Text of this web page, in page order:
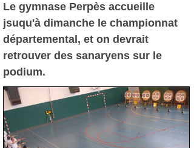
Le gymnase Perpès accueille
jsuqu'à dimanche le championnat
départemental, et on devrait
retrouver des sanaryens sur le
podium.